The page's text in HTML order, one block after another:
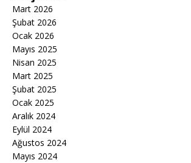
Mart 2026
Şubat 2026
Ocak 2026
Mayıs 2025
Nisan 2025
Mart 2025
Şubat 2025
Ocak 2025
Aralık 2024
Eylül 2024
Ağustos 2024
Mayıs 2024